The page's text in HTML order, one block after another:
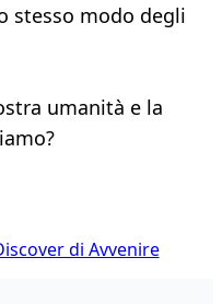
stesso modo degli
umanità e la
di Avvenire